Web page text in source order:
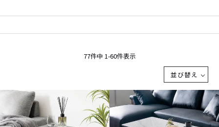
並び替え
77件中 1-60件表示